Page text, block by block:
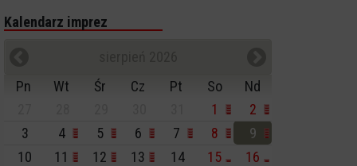
Kalendarz imprez
Pn
Wt Śr Cz Pt So
Nd
1
2
3
4 5 6 7 8
9
10
11 12 13 14 15
16